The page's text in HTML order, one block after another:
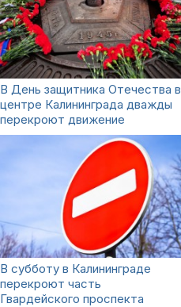
В День защитника Отечества в
центре Калининграда дважды
перекроют движение
В субботу в Калининграде
перекроют часть
Гвардейского проспекта